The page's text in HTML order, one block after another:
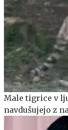
Male tigrice v
navdušujejo z